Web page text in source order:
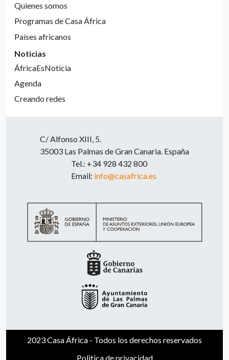
Quienes somos
Programas de Casa África
Países africanos
Noticias
ÁfricaEsNoticia
Agenda
Creando redes
C/ Alfonso XIII, 5.
35003 Las Palmas de Gran Canaria. España
Tel.: +34 928 432 800
Email: info@casafrica.es
2023 Casa África - Todos los derechos reservados
Politica de privacidad